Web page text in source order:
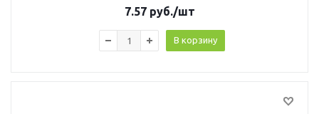
7.57 руб./шт
В корзину